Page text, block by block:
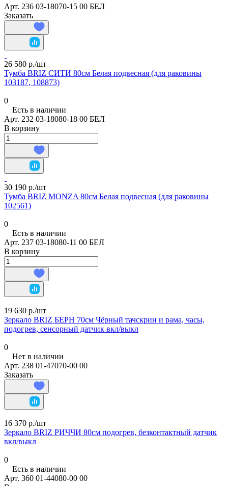
Арт. 236 03-18070-15 00 БЕЛ
Заказать
26 580 р./шт
Тумба BRIZ СИТИ 80см Белая подвесная (для раковины
103187, 108873)
0
Есть в наличии
Арт. 232 03-18080-18 00 БЕЛ
В корзину
30 190 р./шт
Тумба BRIZ MONZA 80см Белая подвесная (для раковины
102561)
0
Есть в наличии
Арт. 237 03-18080-11 00 БЕЛ
В корзину
19 630 р./шт
Зеркало BRIZ БЕРН 70см Чёрный тачскрин и рама, часы,
подогрев, сенсорный датчик вкл/выкл
0
Нет в наличии
Арт. 238 01-47070-00 00
Заказать
16 370 р./шт
Зеркало BRIZ РИЧЧИ 80см подогрев, безконтактный датчик
вкл/выкл
0
Есть в наличии
Арт. 360 01-44080-00 00